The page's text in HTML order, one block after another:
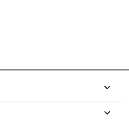

